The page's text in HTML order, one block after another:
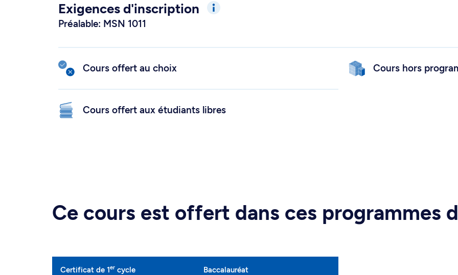
Exigences d'inscription
Préalable: MSN 1011
Cours offert au choix Cours hors
Cours offert aux étudiants libres
Ce cours est offert dans ces programmes
Certificat de 1er cycle Baccalauréat